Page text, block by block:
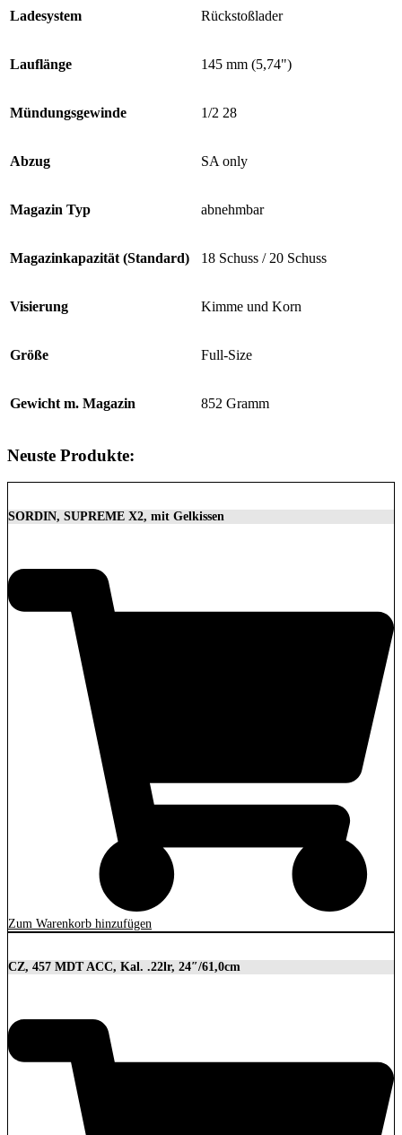
Ladesystem Rückstoßlader
Lauflänge 145 mm (5,74")
Mündungsgewinde 1/2 28
Abzug SA only
Magazin Typ abnehmbar
Magazinkapazität (Standard) 18 Schuss / 20 Schuss
Visierung Kimme und Korn
Größe Full-Size
Gewicht m. Magazin 852 Gramm
Neuste Produkte:
SORDIN, SUPREME X2, mit Gelkissen
Zum Warenkorb hinzufügen
CZ, 457 MDT ACC, Kal. .22lr, 24″/61,0cm